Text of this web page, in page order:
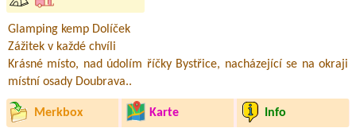
Glamping kemp Dolíček
Zážitek v každé chvíli
Krásné místo, nad údolím říčky Bystřice, nacházející se na okraji
místní osady Doubrava..
Merkbox Karte Info